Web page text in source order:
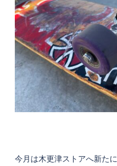
今月は木更津ストアへ新た